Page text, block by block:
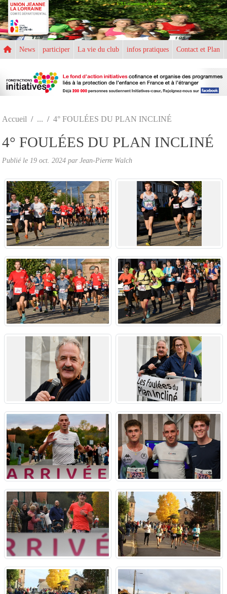
UJLL commission d'athlétisme
News participer La vie du club infos pratiques Contact et Plan
Accueil 4° FOULÉES DU PLAN INCLINÉ
4° FOULÉES DU PLAN INCLINÉ
Publié le 19 oct. 2024 parJean-Pierre Walch
Panneau de gestion des cookies